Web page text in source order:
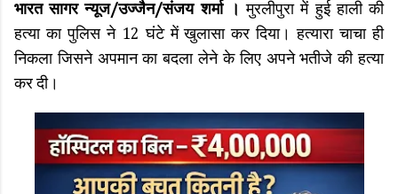
भारत सागर न्यूज/उज्जैन/संजय शर्मा ।मुरलीपुरा में हुई हाली की
हत्या का पुलिस ने 12 घंटे में खुलासा कर दिया। हत्यारा चाचा ही
निकला जिसने अपमान का बदला लेने के लिए अपने भतीजे की हत्या
कर दी।